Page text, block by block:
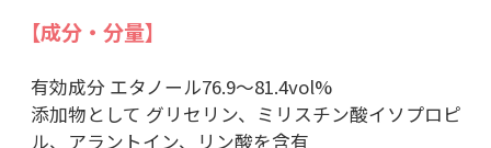
【成分・分量】
有効成分 エタノール76.9～81.4vol%
添加物として グリセリン、ミリスチン酸イソプロピ
ル、アラントイン、リン酸を含有